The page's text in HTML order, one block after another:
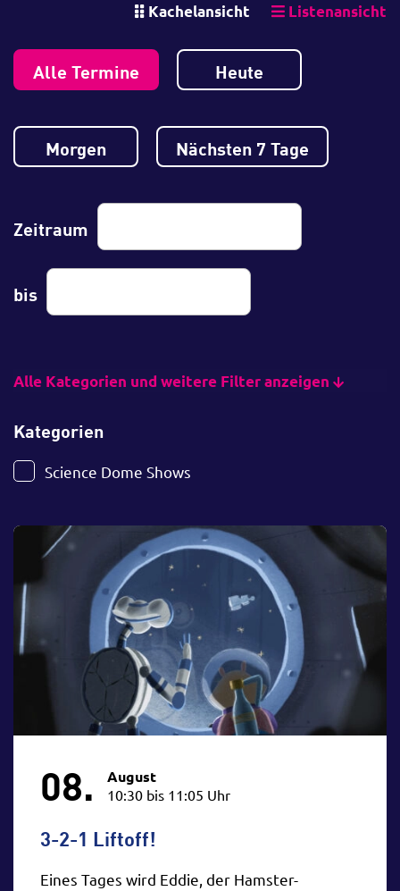
Kachelansicht Listenansicht
Alle Termine Heute
Morgen Nächsten 7 Tage
Zeitraum
bis
Alle Kategorien und weitere Filter anzeigen
Kategorien
Science Dome Shows
Ferienprogramm
Kurs
Fortbildung
Vortrag
Wettbewerbe
Robert Mayer Lecture
Experimentierküche
Info-Veranstaltung
Forum
Freizeitprogramm
Experimentaltheater
Erwachsene
Grundschule
Jugendliche
5. - 10. Klasse
11. - 13. Klasse
08. August
10:30 bis 11:05 Uhr
3-2-1 Liftoff!
Eines Tages wird Eddie, der Hamster-